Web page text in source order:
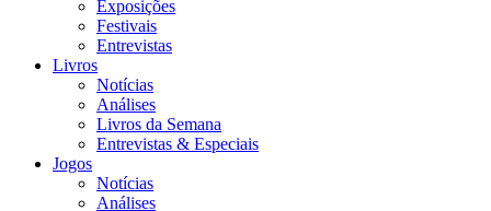
Exposições
Festivais
Entrevistas
Livros
Notícias
Análises
Livros da Semana
Entrevistas & Especiais
Jogos
Notícias
Análises